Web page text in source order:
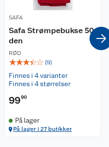
SAFA
Safa Strømpebukse 50
den
RØD
☆☆☆☆☆ (9)
Finnes i 4 varianter
Finnes i 4 størrelser
9990
På lager
På lager i 27 butikker